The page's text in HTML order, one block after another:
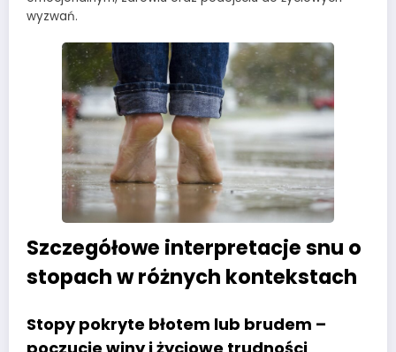
wyzwań.
Szczegółowe interpretacje snu o
stopach w różnych kontekstach
Stopy pokryte błotem lub brudem –